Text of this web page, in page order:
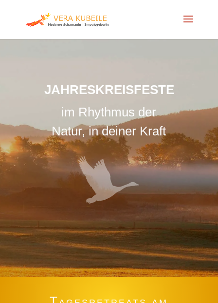
JAHRESKREISFESTE
im Rhythmus der
Natur, in deiner Kraft